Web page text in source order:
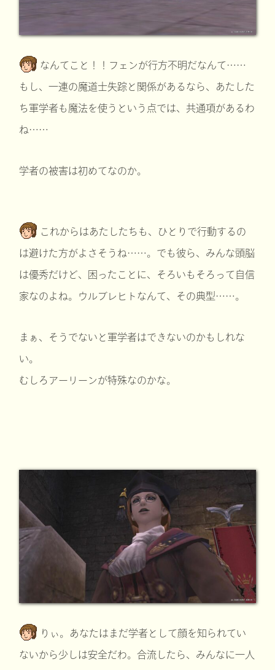
なんてこと！！フェンが行方不明だなんて……
もし、一連の魔道士失踪と関係があるなら、あたした
ち軍学者も魔法を使うという点では、共通項があるわ
ね……
学者の被害は初めてなのか。
これからはあたしたちも、ひとりで行動するの
は避けた方がよさそうね……。でも彼ら、みんな頭脳
は優秀だけど、困ったことに、そろいもそろって自信
家なのよね。ウルブレヒトなんて、その典型……。
まぁ、そうでないと軍学者はできないのかもしれな
い。
むしろアーリーンが特殊なのかな。
りぃ。あなたはまだ学者として顔を知られてい
ないから少しは安全だわ。合流したら、みんなに一人